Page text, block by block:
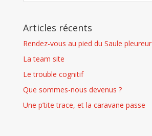
Articles récents
Rendez-vous au pied du Saule pleureur
La team site
Le trouble cognitif
Que sommes-nous devenus ?
Une p’tite trace, et la caravane passe